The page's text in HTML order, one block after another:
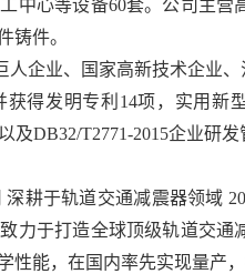
中心等设备60套。公司主营
铸件。
人企业、国家高新技术企业
得发明专利14项，实用新
及DB32/T2771-2015企业研
耕于轨道交通减震器领域
力于打造全球顶级轨道交
性能，在国内率先实现量产